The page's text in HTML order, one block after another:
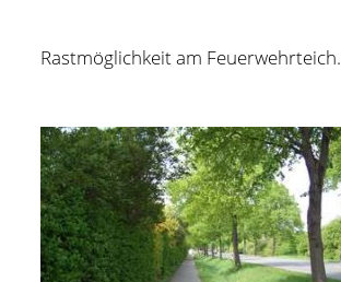
Rastmöglichkeit am Feuerwehrteich.